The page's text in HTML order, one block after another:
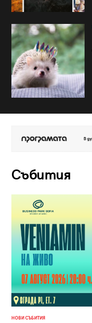
Събития
НОВИ СЪБИТИЯ